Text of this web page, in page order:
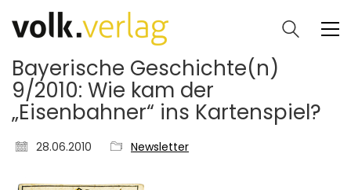
Bayerische Geschichte(n)
9/2010: Wie kam der
„Eisenbahner“ ins Kartenspiel?
28.06.2010 Newsletter